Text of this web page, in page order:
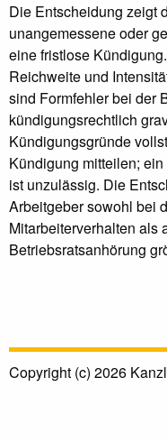
Die Entscheidung zeigt
unangemessene oder
eine fristlose
Reichweite und
sind Formfehler bei der
kündigungsrechtlich
Kündigungsgründe
Kündigung mitteilen;
ist unzulässig. Die
Arbeitgeber sowohl bei
Mitarbeiterverhalten als
Betriebsratsanhörung
Copyright (c) 2026